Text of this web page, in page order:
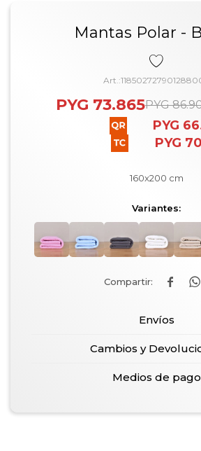
Mantas Polar -
PYG 73.865PYG
PYG
PYG
160x200 cm
Variantes:
 
Envíos
Cambios y
Medios de pago